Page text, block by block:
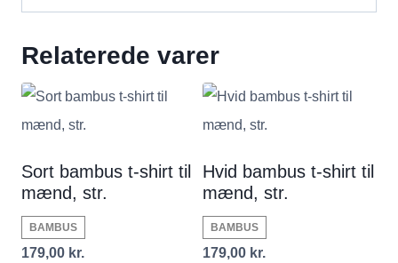
Relaterede varer
Sort bambus t-shirt til
mænd, str.
BAMBUS
179,00 kr.
Hvid bambus t-shirt til
mænd, str.
BAMBUS
179,00 kr.